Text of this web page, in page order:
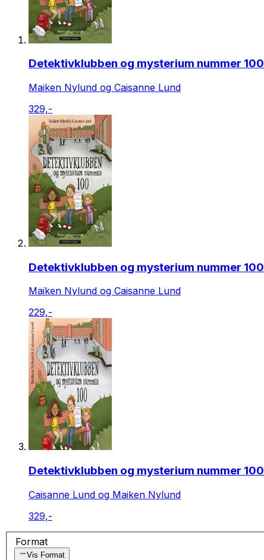
Detektivklubben og mysterium nummer 100
Maiken Nylund og Caisanne Lund
329,-
Detektivklubben og mysterium nummer 100
Maiken Nylund og Caisanne Lund
229,-
Detektivklubben og mysterium nummer 100
Caisanne Lund og Maiken Nylund
329,-
Format
Vis Format